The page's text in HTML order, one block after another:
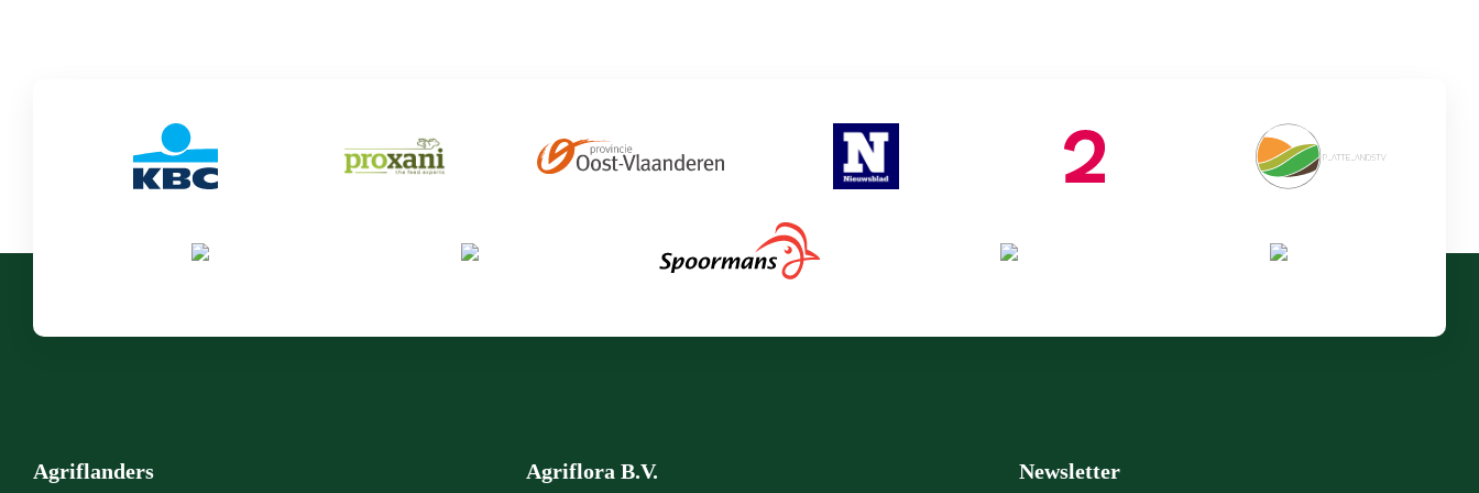
Agriflanders Agriflora B.V. Newsletter